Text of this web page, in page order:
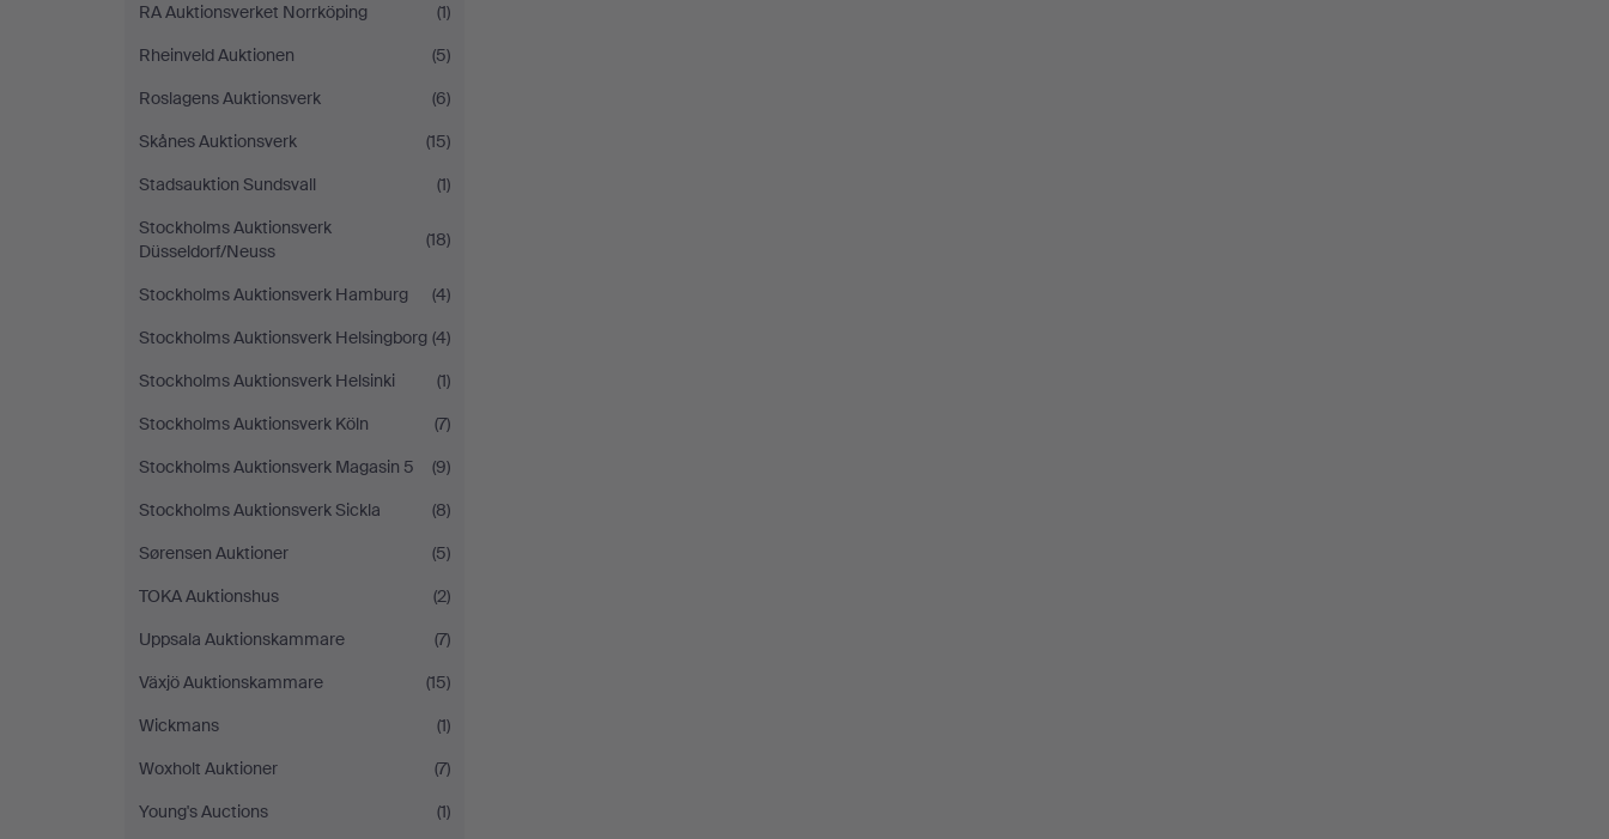
RA Auktionsverket Norrköping
(1)
Rheinveld Auktionen
(5)
Roslagens Auktionsverk
(6)
Skånes Auktionsverk
(15)
Stadsauktion Sundsvall
(1)
Stockholms Auktionsverk
Düsseldorf/Neuss
(18)
Stockholms Auktionsverk Hamburg
(4)
Stockholms Auktionsverk Helsingborg (4)
Stockholms Auktionsverk Helsinki
(1)
Stockholms Auktionsverk Köln
(7)
Stockholms Auktionsverk Magasin 5
(9)
Stockholms Auktionsverk Sickla
(8)
Sørensen Auktioner
(5)
TOKA Auktionshus
(2)
Uppsala Auktionskammare
(7)
Växjö Auktionskammare
(15)
Wickmans
(1)
Woxholt Auktioner
(7)
Young's Auctions
(1)